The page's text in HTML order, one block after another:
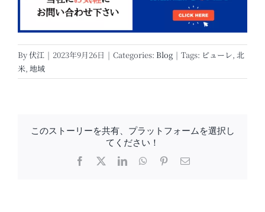
By伏江 | 2023年9月26日 | Categories: Blog | Tags: ピューレ, 北
米, 地域
このストーリーを共有、プラットフォームを選択し
てください！
Facebook LinkedInWhatsApp
Pinterest
電